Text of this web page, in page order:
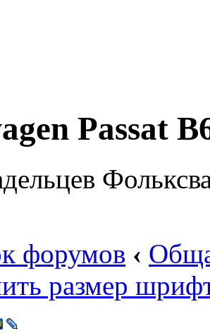
Passat
форумов ‹
размер